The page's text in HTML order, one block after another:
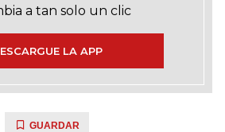
a tan solo un clic
LA APP
GUARDAR